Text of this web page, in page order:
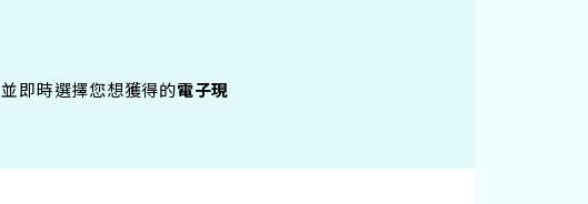
即時選擇您想獲得的電子現